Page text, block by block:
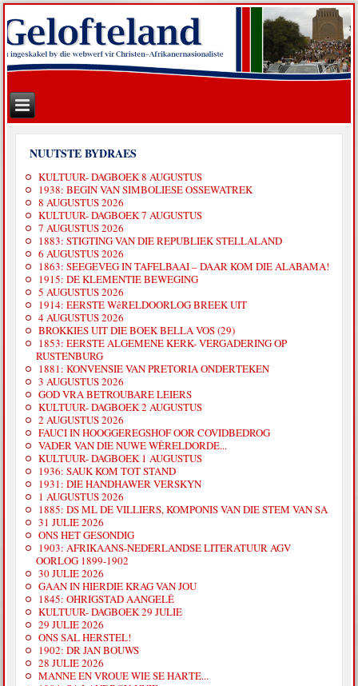
NUUTSTE BYDRAES
KULTUUR- DAGBOEK 8 AUGUSTUS
1938: BEGIN VAN SIMBOLIESE OSSEWATREK
8 AUGUSTUS 2026
KULTUUR- DAGBOEK 7 AUGUSTUS
7 AUGUSTUS 2026
1883: STIGTING VAN DIE REPUBLIEK STELLALAND
6 AUGUSTUS 2026
1863: SEEGEVEG IN TAFELBAAI – DAAR KOM DIE ALABAMA!
1915: DE KLEMENTIE BEWEGING
5 AUGUSTUS 2026
1914: EERSTE WêRELDOORLOG BREEK UIT
4 AUGUSTUS 2026
BROKKIES UIT DIE BOEK BELLA VOS (29)
1853: EERSTE ALGEMENE KERK- VERGADERING OP
RUSTENBURG
1881: KONVENSIE VAN PRETORIA ONDERTEKEN
3 AUGUSTUS 2026
GOD VRA BETROUBARE LEIERS
KULTUUR- DAGBOEK 2 AUGUSTUS
2 AUGUSTUS 2026
FAUCI IN HOOGGEREGSHOF OOR COVIDBEDROG
VADER VAN DIE NUWE WÊRELDORDE...
KULTUUR- DAGBOEK 1 AUGUSTUS
1936: SAUK KOM TOT STAND
1931: DIE HANDHAWER VERSKYN
1 AUGUSTUS 2026
1885: DS ML DE VILLIERS, KOMPONIS VAN DIE STEM VAN SA
31 JULIE 2026
ONS HET GESONDIG
1903: AFRIKAANS-NEDERLANDSE LITERATUUR AGV
OORLOG 1899-1902
30 JULIE 2026
GAAN IN HIERDIE KRAG VAN JOU
1845: OHRIGSTAD AANGELÊ
KULTUUR- DAGBOEK 29 JULIE
29 JULIE 2026
ONS SAL HERSTEL!
1902: DR JAN BOUWS
28 JULIE 2026
MANNE EN VROUE WIE SE HARTE...